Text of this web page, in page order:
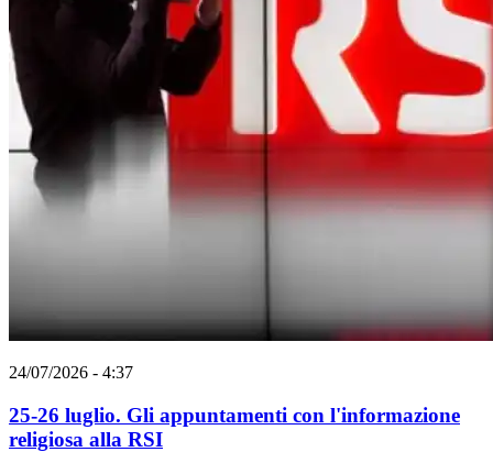
24/07/2026 - 4:37
25-26 luglio. Gli appuntamenti con l'informazione
religiosa alla RSI